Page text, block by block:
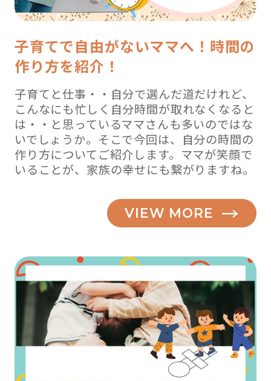
子育てで自由がないママへ！時間の
作り方を紹介！
子育てと仕事・・自分で選んだ道だけれど、
こんなにも忙しく自分時間が取れなくなると
は・・と思っているママさんも多いのではな
いでしょうか。そこで今回は、自分の時間の
作り方についてご紹介します。ママが笑顔で
いることが、家族の幸せにも繋がりますね。
VIEW MORE